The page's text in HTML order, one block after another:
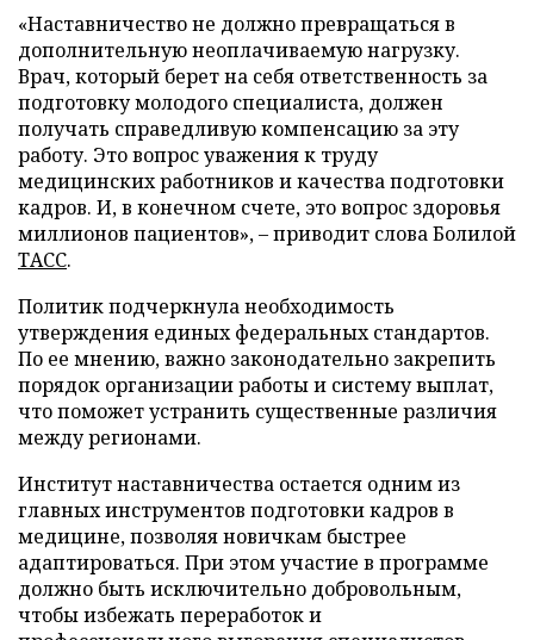
«Наставничество не должно превращаться в
дополнительную неоплачиваемую нагрузку.
Врач, который берет на себя ответственность за
подготовку молодого специалиста, должен
получать справедливую компенсацию за эту
работу. Это вопрос уважения к труду
медицинских работников и качества подготовки
кадров. И, в конечном счете, это вопрос здоровья
миллионов пациентов», – приводит слова Болилой
ТАСС.
Политик подчеркнула необходимость
утверждения единых федеральных стандартов.
По ее мнению, важно законодательно закрепить
порядок организации работы и систему выплат,
что поможет устранить существенные различия
между регионами.
Институт наставничества остается одним из
главных инструментов подготовки кадров в
медицине, позволяя новичкам быстрее
адаптироваться. При этом участие в программе
должно быть исключительно добровольным,
чтобы избежать переработок и